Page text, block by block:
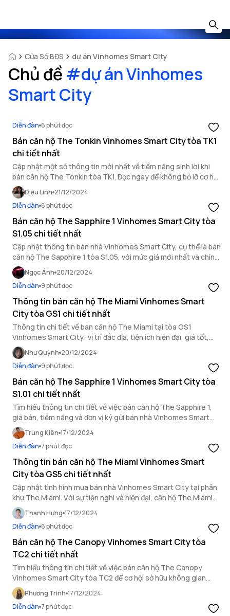
Cửa Sổ BĐS dự án Vinhomes Smart City
Chủ đề #dự án Vinhomes
Smart City
Diễn đàn 6 phút đọc
Bán căn hộ The Tonkin Vinhomes Smart City tòa TK1
chi tiết nhất
Cập nhật một số thông tin mới nhất về tiềm năng sinh lời khi
bán căn hộ The Tonkin tòa TK1. Đọc ngay để không bỏ lỡ cơ hội
bán nhà Vinhomes Smart City.
Diệu Linh 21/12/2024
Diễn đàn 6 phút đọc
Bán căn hộ The Sapphire 1 Vinhomes Smart City tòa
S1.05 chi tiết nhất
Cập nhật thông tin bán nhà Vinhomes Smart City, cụ thể là bán
căn hộ The Sapphire 1 tòa S1.05, với mức giá mới nhất và chính
sách bán hàng chi tiết.
Ngọc Ánh 20/12/2024
Diễn đàn 9 phút đọc
Thông tin bán căn hộ The Miami Vinhomes Smart
City tòa GS1 chi tiết nhất
Thông tin chi tiết về bán căn hộ The Miami tại tòa GS1
Vinhomes Smart City: vị trí đắc địa, tiện ích hiện đại, giá tốt,
pháp lý rõ ràng, phù hợp an cư lẫn đầu tư!
Như Quỳnh 20/12/2024
Diễn đàn 9 phút đọc
Bán căn hộ The Sapphire 1 Vinhomes Smart City tòa
S1.01 chi tiết nhất
Tìm hiểu thông tin chi tiết về việc bán căn hộ The Sapphire 1,
giá bán, tiềm năng và đơn vị ký gửi bán nhà Vinhomes Smart
City uy tín, giá tốt.
Trung Kiên 17/12/2024
Diễn đàn 7 phút đọc
Thông tin bán căn hộ The Miami Vinhomes Smart
City tòa GS5 chi tiết nhất
Cập nhật tình hình mua bán nhà Vinhomes Smart City tại phân
khu The Miami. Với sự tiện nghi và hiện đại, căn hộ The Miami
phù hợp cho cả nhu cầu an cư và đầu tư.
Thạnh Hưng 17/12/2024
Diễn đàn 6 phút đọc
Bán căn hộ The Canopy Vinhomes Smart City tòa
TC2 chi tiết nhất
Tìm hiểu thông tin chi tiết về việc bán căn hộ The Canopy
Vinhomes Smart City tòa TC2 để cơ hội sở hữu không gian
sống lý tưởng tại khu đô thị thông minh bậc nhất.
Phương Trinh 17/12/2024
Diễn đàn 7 phút đọc